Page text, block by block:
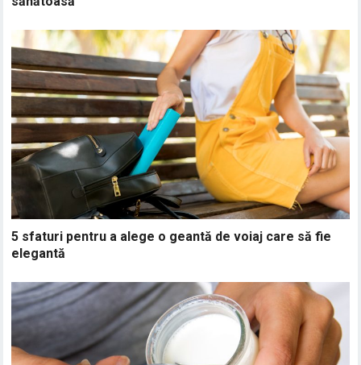
5 sfaturi pentru a alege o geantă de voiaj care să fie
elegantă